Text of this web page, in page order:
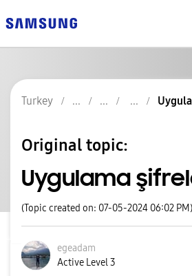
Turkey
Original topic:
Uygulama
(Topic created on: 07-05-2024 06:02 PM)
egeadam
Active Level 3